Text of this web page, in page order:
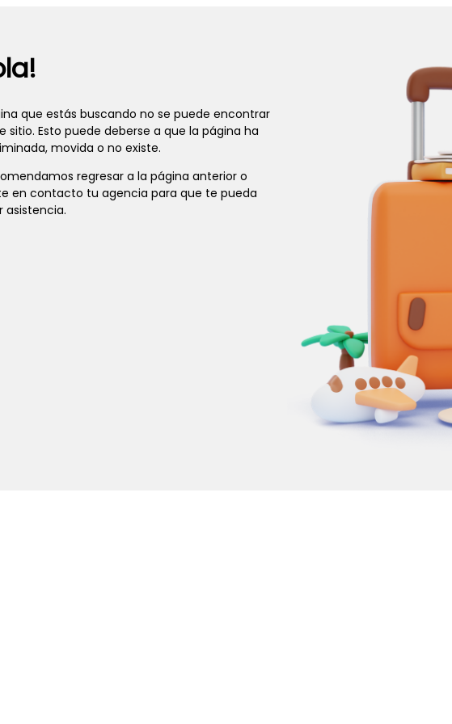
que estás buscando no se puede encontrar
sitio. Esto puede deberse a que la página ha
movida o no existe.
regresar a la página anterior o
en contacto tu agencia para que te pueda
asistencia.